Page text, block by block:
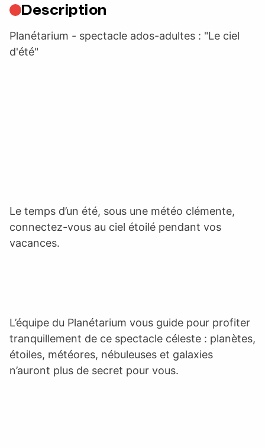
Description
Planétarium - spectacle ados-adultes : "Le ciel
d'été"
Le temps d’un été, sous une météo clémente,
connectez-vous au ciel étoilé pendant vos
vacances.
L’équipe du Planétarium vous guide pour profiter
tranquillement de ce spectacle céleste : planètes,
étoiles, météores, nébuleuses et galaxies
n’auront plus de secret pour vous.